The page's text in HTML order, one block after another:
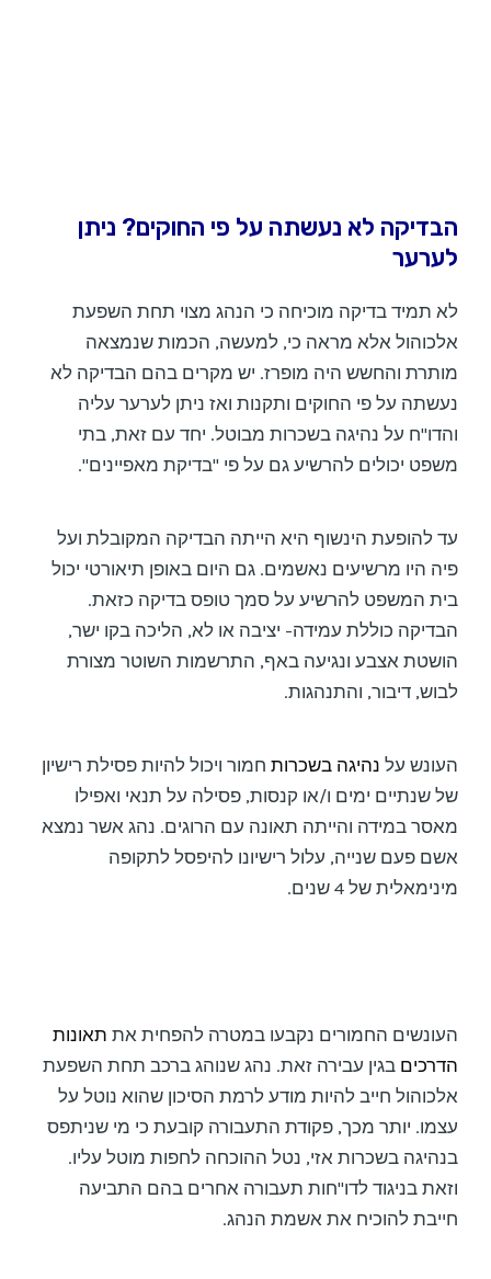
הבדיקה לא נעשתה על פי החוקים? ניתן
לערער
לא תמיד בדיקה מוכיחה כי הנהג מצוי תחת השפעת
אלכוהול אלא מראה כי, למעשה, הכמות שנמצאה
מותרת והחשש היה מופרז. יש מקרים בהם הבדיקה לא
נעשתה על פי החוקים ותקנות ואז ניתן לערער עליה
והדו"ח על נהיגה בשכרות מבוטל. יחד עם זאת, בתי
משפט יכולים להרשיע גם על פי "בדיקת מאפיינים".
עד להופעת הינשוף היא הייתה הבדיקה המקובלת ועל
פיה היו מרשיעים נאשמים. גם היום באופן תיאורטי יכול
בית המשפט להרשיע על סמך טופס בדיקה כזאת.
הבדיקה כוללת עמידה- יציבה או לא, הליכה בקו ישר,
הושטת אצבע ונגיעה באף, התרשמות השוטר מצורת
לבוש, דיבור, והתנהגות.
העונש על נהיגה בשכרות חמור ויכול להיות פסילת רישיון
של שנתיים ימים ו/או קנסות, פסילה על תנאי ואפילו
מאסר במידה והייתה תאונה עם הרוגים. נהג אשר נמצא
אשם פעם שנייה, עלול רישיונו להיפסל לתקופה
מינימאלית של 4 שנים.
העונשים החמורים נקבעו במטרה להפחית את תאונות
הדרכים בגין עבירה זאת. נהג שנוהג ברכב תחת השפעת
אלכוהול חייב להיות מודע לרמת הסיכון שהוא נוטל על
עצמו. יותר מכך, פקודת התעבורה קובעת כי מי שניתפס
בנהיגה בשכרות אזי, נטל ההוכחה לחפות מוטל עליו.
וזאת בניגוד לדו"חות תעבורה אחרים בהם התביעה
חייבת להוכיח את אשמת הנהג.